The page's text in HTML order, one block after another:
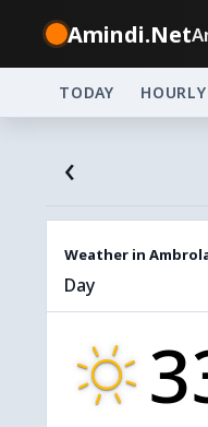
Amindi.Net
TODAY HOURLY
‹
Weather in
Day